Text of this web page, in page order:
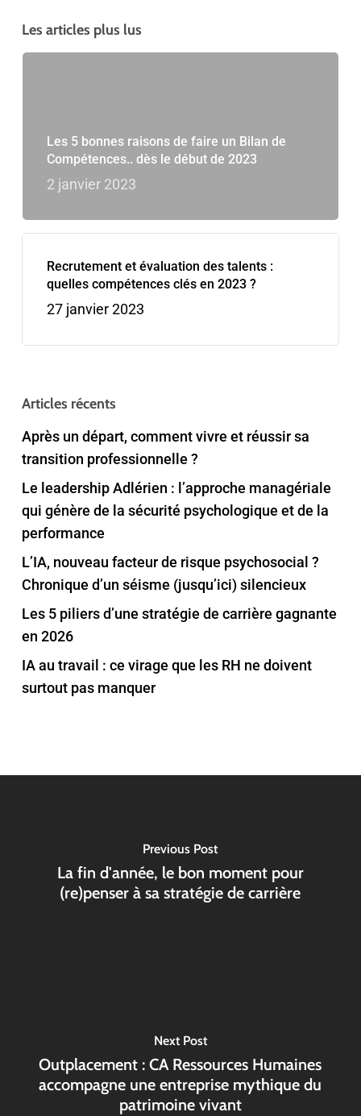
Les articles plus lus
Les 5 bonnes raisons de faire un Bilan de
Compétences.. dès le début de 2023
2 janvier 2023
Recrutement et évaluation des talents :
quelles compétences clés en 2023 ?
27 janvier 2023
Articles récents
Après un départ, comment vivre et réussir sa
transition professionnelle ?
Le leadership Adlérien : l’approche managériale
qui génère de la sécurité psychologique et de la
performance
L’IA, nouveau facteur de risque psychosocial ?
Chronique d’un séisme (jusqu’ici) silencieux
Les 5 piliers d’une stratégie de carrière gagnante
en 2026
IA au travail : ce virage que les RH ne doivent
surtout pas manquer
Previous Post
La fin d'année, le bon moment pour
(re)penser à sa stratégie de carrière
Next Post
Outplacement : CA Ressources Humaines
accompagne une entreprise mythique du
patrimoine vivant